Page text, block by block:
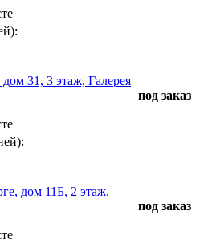
31, 3 этаж, Галерея
под заказ
дом 11Б, 2 этаж,
под заказ